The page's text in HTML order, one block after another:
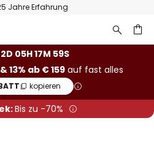
Jahre Erfahrung
05H 17M 58S
13% ab € 159auf fast alles
kopieren
Bis zu -70%